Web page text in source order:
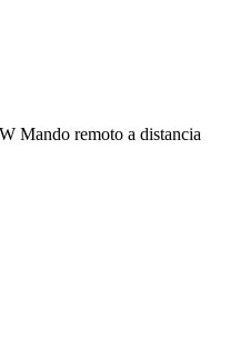
Mando remoto a distancia